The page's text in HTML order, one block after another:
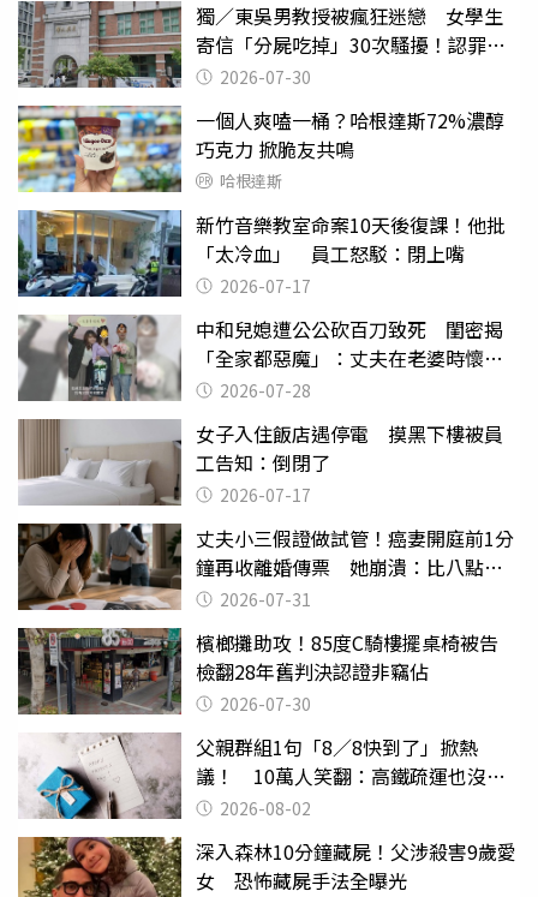
獨／東吳男教授被瘋狂迷戀 女學生
寄信「分屍吃掉」30次騷擾！認罪免
關 2026-07-30
一個人爽嗑一桶？哈根達斯72%濃醇
巧克力 掀脆友共鳴
哈根達斯
新竹音樂教室命案10天後復課！他批
「太冷血」 員工怒駁：閉上嘴
2026-07-17
中和兒媳遭公公砍百刀致死 閨密揭
「全家都惡魔」：丈夫在老婆時懷孕
摔東西
2026-07-28
女子入住飯店遇停電 摸黑下樓被員
工告知：倒閉了
2026-07-17
丈夫小三假證做試管！癌妻開庭前1分
鐘再收離婚傳票 她崩潰：比八點檔
還扯2026-07-31
檳榔攤助攻！85度C騎樓擺桌椅被告
檢翻28年舊判決認證非竊佔
2026-07-30
父親群組1句「8／8快到了」掀熱
議！ 10萬人笑翻：高鐵疏運也沒列
父親節
2026-08-02
深入森林10分鐘藏屍！父涉殺害9歲愛
女 恐怖藏屍手法全曝光